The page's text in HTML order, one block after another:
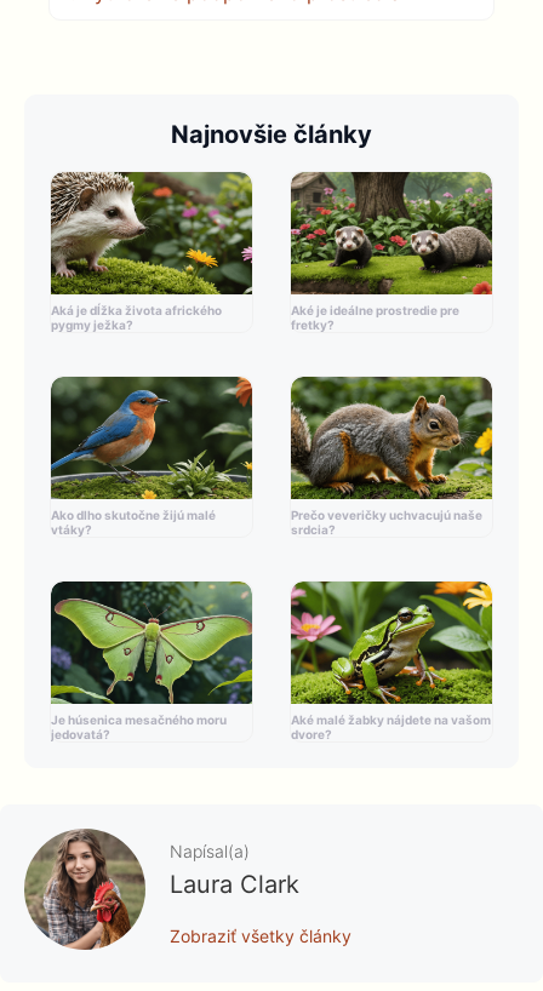
Najnovšie články
Aká je dĺžka života afrického
pygmy ježka?
Aké je ideálne prostredie pre
fretky?
Ako dlho skutočne žijú malé
vtáky?
Prečo veveričky uchvacujú naše
srdcia?
Je húsenica mesačného moru
jedovatá?
Aké malé žabky nájdete na vašom
dvore?
Napísal(a)
Laura Clark
Zobraziť všetky články